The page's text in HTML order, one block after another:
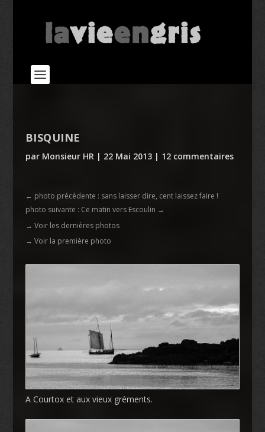
BISQUINE
par Monsieur HR| 22 Mai 2013| 12 commentaires
← photo précédente : sans laisser dire, cent laissez faire !
photo suivante : Ce matin vers Escoulin →
→ Voir les dernières photos
→ Voir la première photo
A Courtox et aux vieux gréments.